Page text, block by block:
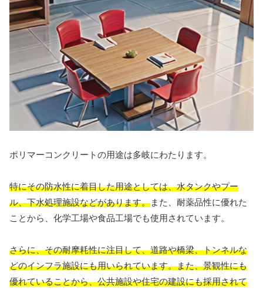
ポリマーコンクリートの用途は多岐にわたります。
特にその防水性に着目した用途としては、水タンクやプー
ル、下水処理施設などがあります。また、耐薬品性に優れた
ことから、化学工場や食品工場でも使用されています。
さらに、その耐摩耗性に注目して、道路や橋梁、トンネルな
どのインフラ施設にも用いられています。また、景観性にも
優れていることから、公共施設や住宅の建設にも採用されて